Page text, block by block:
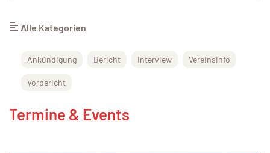
Alle Kategorien
Ankündigung Bericht Interview Vereinsinfo
Vorbericht
Termine & Events